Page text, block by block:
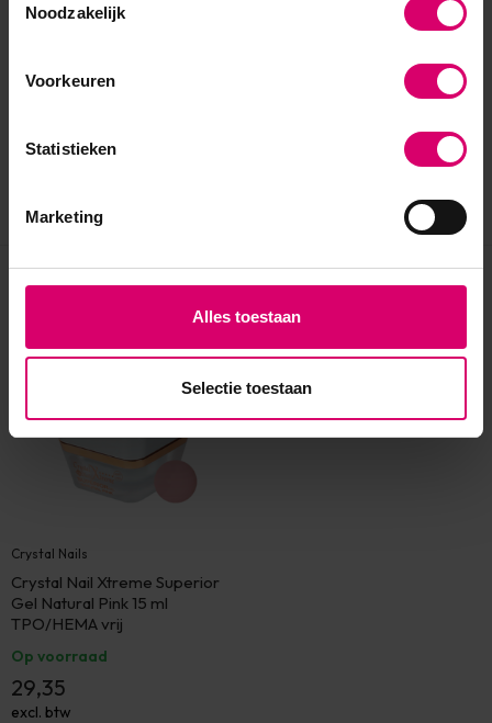
Noodzakelijk
Voorkeuren
Statistieken
Marketing
Alles toestaan
Selectie toestaan
Eerder bekeken
Crystal Nails
Crystal Nail Xtreme Superior
Gel Natural Pink 15 ml
TPO/HEMA vrij
Op voorraad
29,35
excl. btw